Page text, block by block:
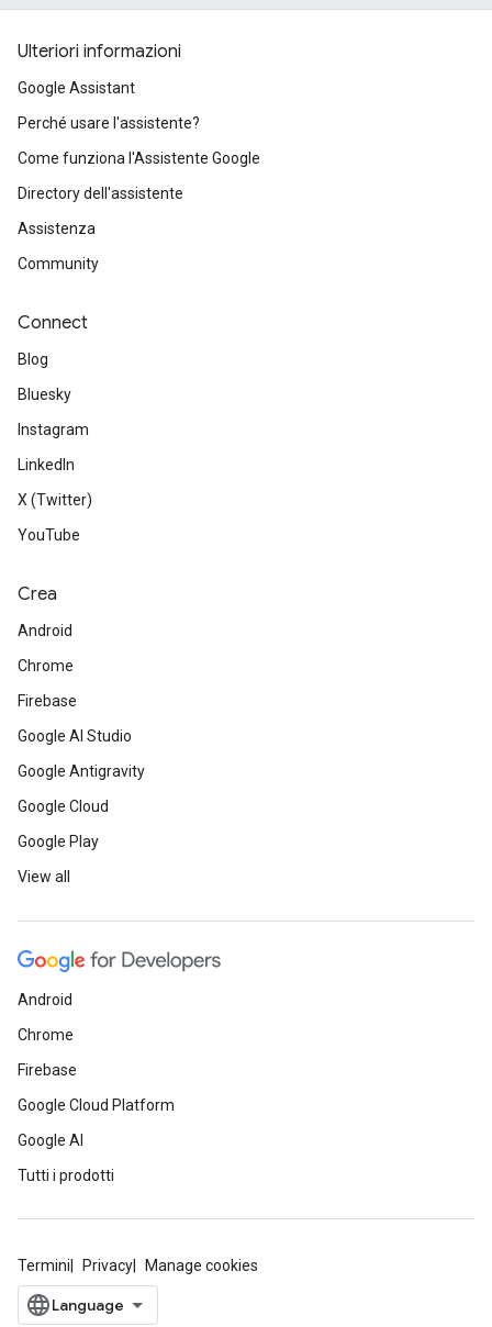
Ulteriori informazioni
Google Assistant
Perché usare l'assistente?
Come funziona l'Assistente Google
Directory dell'assistente
Assistenza
Community
Connect
Blog
Bluesky
Instagram
LinkedIn
X (Twitter)
YouTube
Crea
Android
Chrome
Firebase
Google AI Studio
Google Antigravity
Google Cloud
Google Play
View all
Android
Chrome
Firebase
Google Cloud Platform
Google AI
Tutti i prodotti
Termini Privacy Manage cookies